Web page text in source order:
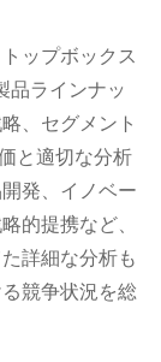
ップボックス
品ラインナッ
、セグメント
と適切な分析
発、イノベー
的提携など、
詳細な分析も
競争状況を総